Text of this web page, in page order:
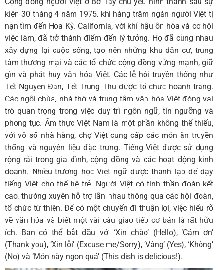
kiện 30 tháng 4 năm 1975, khi hàng trăm ngàn người Việt tị
nạn tìm đến Hoa Kỳ. California, với khí hậu ôn hòa và cơ hội
việc làm, đã trở thành điểm đến lý tưởng. Họ đã cùng nhau
xây dựng lại cuộc sống, tạo nên những khu dân cư, trung
tâm thương mại và các tổ chức cộng đồng vững mạnh, giữ
gìn và phát huy văn hóa Việt. Các lễ hội truyền thống như
Tết Nguyên Đán, Tết Trung Thu được tổ chức hoành tráng.
Các ngôi chùa, nhà thờ và trung tâm văn hóa Việt đóng vai
trò quan trọng trong việc duy trì ngôn ngữ, tín ngưỡng và
phong tục. Ẩm thực Việt Nam là một phần không thể thiếu,
với vô số nhà hàng, chợ Việt cung cấp các món ăn truyền
thống và nguyên liệu đặc trưng. Tiếng Việt được sử dụng
rộng rãi trong gia đình, cộng đồng và các hoạt động kinh
doanh. Nhiều trường học Việt ngữ được thành lập để dạy
tiếng Việt cho thế hệ trẻ. Người Việt có tinh thần đoàn kết
cao, thường xuyên hỗ trợ lẫn nhau thông qua các hội đoàn,
tổ chức từ thiện. Để có một chuyến đi thuận lợi, việc hiểu rõ
về văn hóa và biết một vài câu giao tiếp cơ bản là rất hữu
ích. Bạn có thể bắt đầu với ‘Xin chào’ (Hello), ‘Cảm ơn’
(Thank you), ‘Xin lỗi’ (Excuse me/Sorry), ‘Vâng’ (Yes), ‘Không’
(No) và ‘Món này ngon quá’ (This dish is delicious!).